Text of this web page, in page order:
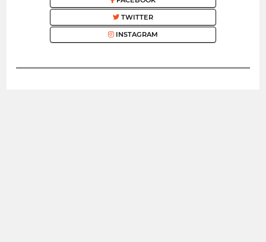
TWITTER
INSTAGRAM